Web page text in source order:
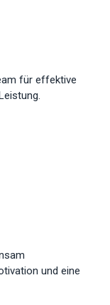
für effektive
und eine